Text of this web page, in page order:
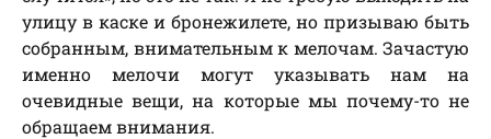
улицу в каске и бронежилете, но призываю быть
собранным, внимательным к мелочам. Зачастую
именно мелочи могут указывать нам на
очевидные вещи, на которые мы почему-то не
обращаем внимания.